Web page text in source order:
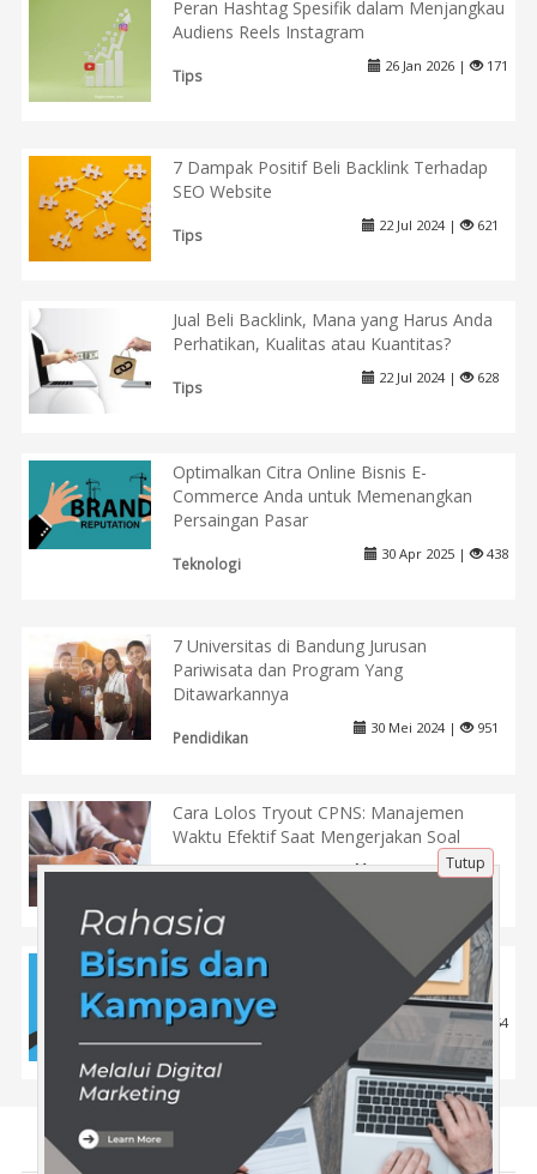
Peran Hashtag Spesifik dalam Menjangkau
Audiens Reels Instagram
Tips
26 Jan 2026 | 171
7 Dampak Positif Beli Backlink Terhadap
SEO Website
Tips
22 Jul 2024 | 621
Jual Beli Backlink, Mana yang Harus Anda
Perhatikan, Kualitas atau Kuantitas?
Tips
22 Jul 2024 | 628
Optimalkan Citra Online Bisnis E-
Commerce Anda untuk Memenangkan
Persaingan Pasar
Teknologi
30 Apr 2025 | 438
7 Universitas di Bandung Jurusan
Pariwisata dan Program Yang
Ditawarkannya
Pendidikan
30 Mei 2024 | 951
Cara Lolos Tryout CPNS: Manajemen
Waktu Efektif Saat Mengerjakan Soal
29 Apr 2025 | 667
Tren Terkini dalam Publikasi Media Sosial
Teknologi
11 Apr 2025 | 454
Tentang Kami
Tutup